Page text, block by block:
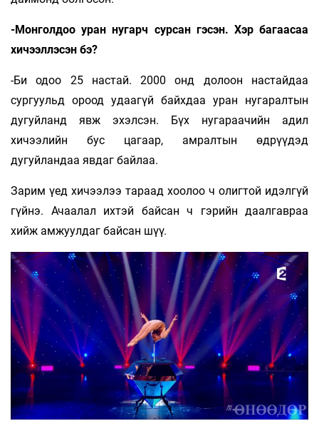
-Монголдоо уран нугарч сурсан гэсэн. Хэр багаасаа
хичээллэсэн бэ?
-Би одоо 25 настай. 2000 онд долоон настайдаа
сургуульд ороод удаагүй байхдаа уран нугаралтын
дугуйланд явж эхэлсэн. Бүх нугараачийн адил
хичээлийн бус цагаар, амралтын өдрүүдэд
дугуйландаа явдаг байлаа.
Зарим үед хичээлээ тараад хоолоо ч олигтой идэлгүй
гүйнэ. Ачаалал ихтэй байсан ч гэрийн даалгавраа
хийж амжуулдаг байсан шүү.